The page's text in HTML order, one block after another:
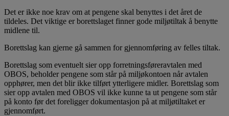
Det er ikke noe krav om at pengene skal benyttes i det året de
tildeles. Det viktige er borettslaget finner gode miljøtiltak å benytte
midlene til.
Borettslag kan gjerne gå sammen for gjennomføring av felles tiltak.
Borettslag som eventuelt sier opp forretningsføreravtalen med
OBOS, beholder pengene som står på miljøkontoen når avtalen
opphører, men det blir ikke tilført ytterligere midler. Borettslag som
sier opp avtalen med OBOS vil ikke kunne ta ut pengene som står
på konto før det foreligger dokumentasjon på at miljøtiltaket er
gjennomført.